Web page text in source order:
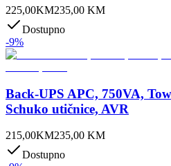
225,00KM235,00 KM
Dostupno
-9%
Back-UPS APC, 750VA,
Schuko utičnice, AVR
215,00KM235,00 KM
Dostupno